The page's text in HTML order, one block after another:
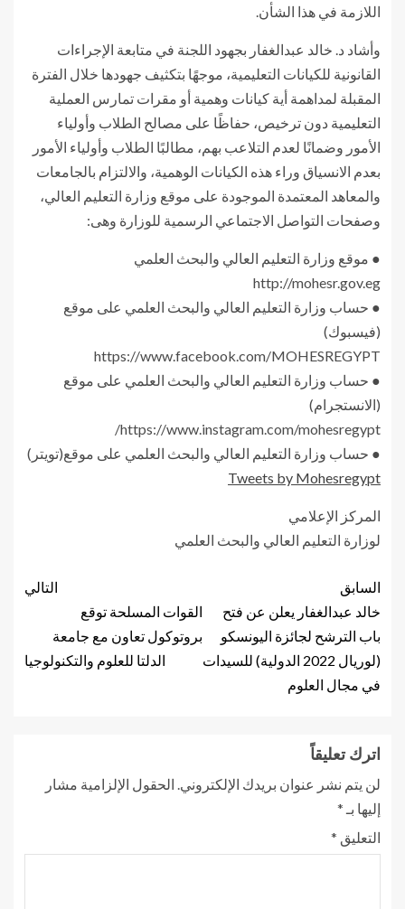
اللازمة في هذا الشأن.
وأشاد د. خالد عبدالغفار بجهود اللجنة في متابعة الإجراءات
القانونية للكيانات التعليمية، موجهًا بتكثيف جهودها خلال الفترة
المقبلة لمداهمة أية كيانات وهمية أو مقرات تمارس العملية
التعليمية دون ترخيص، حفاظًا على مصالح الطلاب وأولياء
الأمور وضمانًا لعدم التلاعب بهم، مطالبًا الطلاب وأولياء الأمور
بعدم الانسياق وراء هذه الكيانات الوهمية، والالتزام بالجامعات
والمعاهد المعتمدة الموجودة على موقع وزارة التعليم العالي،
وصفحات التواصل الاجتماعي الرسمية للوزارة وهى:
● موقع وزارة التعليم العالي والبحث العلمي
http://mohesr.gov.eg
● حساب وزارة التعليم العالي والبحث العلمي على موقع
(فيسبوك)
https://www.facebook.com/MOHESREGYPT
● حساب وزارة التعليم العالي والبحث العلمي على موقع
(الانستجرام)
https://www.instagram.com/mohesregypt/
● حساب وزارة التعليم العالي والبحث العلمي على موقع(تويتر)
Tweets by Mohesregypt
المركز الإعلامي
لوزارة التعليم العالي والبحث العلمي
السابق
خالد عبدالغفار يعلن عن فتح
باب الترشح لجائزة اليونسكو
(لوريال 2022 الدولية) للسيدات
في مجال العلوم
التالي
القوات المسلحة توقع
بروتوكول تعاون مع جامعة
الدلتا للعلوم والتكنولوجيا
اترك تعليقاً
لن يتم نشر عنوان بريدك الإلكتروني. الحقول الإلزامية مشار
إليها بـ *
التعليق *